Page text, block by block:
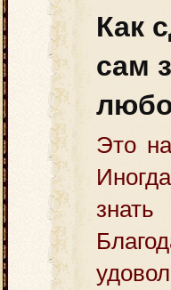
Как
сам
Это